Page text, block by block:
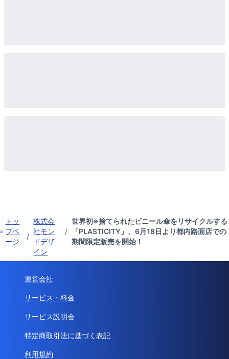
トッ
プペ
ージ
/
株式会
社モン
ドデザ
イン
/
世界初※捨てられたビニール傘をリサイクルする
「PLASTICITY」、6月18日より都内路面店での
期間限定販売を開始！
運営会社
サービス・料金
サービス説明会
特定商取引法に基づく表記
利用規約